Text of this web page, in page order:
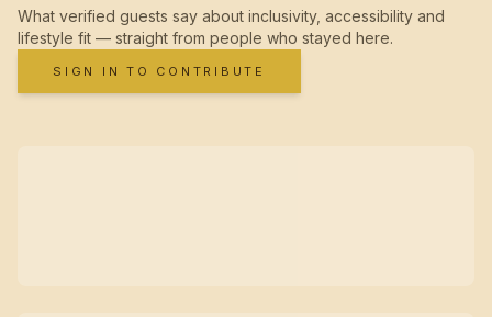
What verified guests say about inclusivity, accessibility and
lifestyle fit — straight from people who stayed here.
SIGN IN TO CONTRIBUTE